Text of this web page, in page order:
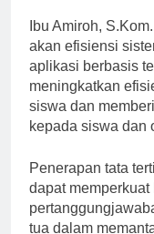
Ibu Amiroh,
akan efisiensi
aplikasi berbasis
meningkatkan
siswa dan
kepada siswa dan
Penerapan tata
dapat
tua dalam